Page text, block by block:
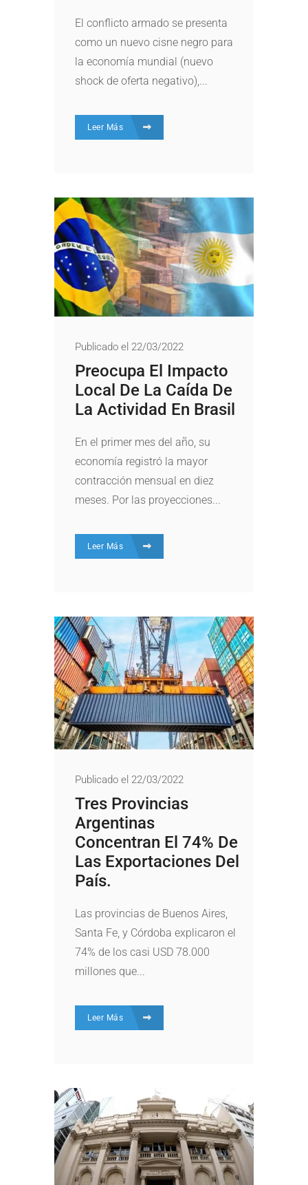
El conflicto armado se presenta
como un nuevo cisne negro para
la economía mundial (nuevo
shock de oferta negativo),...
Leer Más
Publicado el 22/03/2022
Preocupa El Impacto
Local De La Caída De
La Actividad En Brasil
En el primer mes del año, su
economía registró la mayor
contracción mensual en diez
meses. Por las proyecciones...
Leer Más
Publicado el 22/03/2022
Tres Provincias
Argentinas
Concentran El 74% De
Las Exportaciones Del
País.
Las provincias de Buenos Aires,
Santa Fe, y Córdoba explicaron el
74% de los casi USD 78.000
millones que...
Leer Más